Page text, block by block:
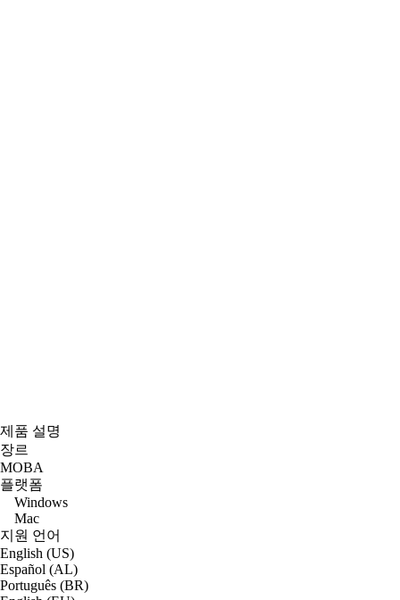
제품 설명
장르
MOBA
플랫폼
Windows
Mac
지원 언어
English (US)
Español (AL)
Português (BR)